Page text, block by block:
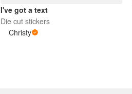
I've got a text
Die cut stickers
Christy